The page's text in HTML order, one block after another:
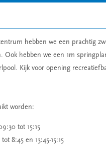
hebben we een prachtig
Ook hebben we een 1m
Kijk voor opening
worden:
tot 15:15
8:45 en 13:45-15:15